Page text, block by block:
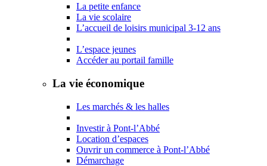
La petite enfance
La vie scolaire
L’accueil de loisirs municipal 3-12 ans
L’espace jeunes
Accéder au portail famille
La vie économique
Les marchés & les halles
Investir à Pont-l’Abbé
Location d’espaces
Ouvrir un commerce à Pont-l’Abbé
Démarchage